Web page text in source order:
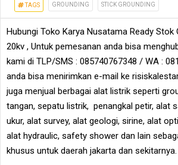
TAGS GROUNDING STICK GROUNDING
Hubungi Toko Karya Nusatama Ready Stok
20kv , Untuk pemesanan anda bisa
kami di TLP/SMS : 085740767348 / WA :
anda bisa menirimkan e-mail ke
juga menjual berbagai alat listrik seperti
tangan, sepatu listrik, penangkal petir, alat
ukur, alat survey, alat geologi, sirine, alat
alat hydraulic, safety shower dan lain
khusus untuk daerah jakarta dan sekitarnya.